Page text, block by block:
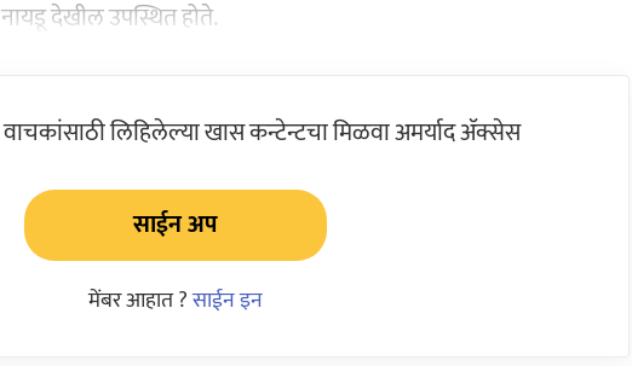
नायडू देखील उपस्थित होते.
लिहिलेल्या खास कन्टेन्टचा मिळवा अमर्याद ॲक्सेस
साईन अप
मेंबर आहात ?साईन इन